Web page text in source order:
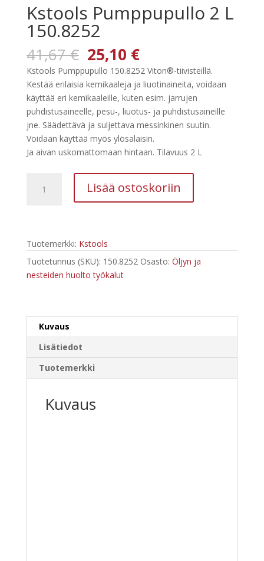
Kstools Pumppupullo 2 L
150.8252
41,67€ Alkuperäinen
hinta
oli:
41,67 €.
25,10 €Nykyinen
hinta
on:
25,10 €.
Kstools Pumppupullo 150.8252 Viton®-tiivisteillä.
Kestää erilaisia kemikaaleja ja liuotinaineita, voidaan
käyttää eri kemikaaleille, kuten esim. jarrujen
puhdistusaineelle, pesu-, liuotus- ja puhdistusaineille
jne. Säädettävä ja suljettava messinkinen suutin.
Voidaan käyttää myös ylösalaisin.
Ja aivan uskomattomaan hintaan. Tilavuus 2 L
Pumppupullo
määrä
Lisää ostoskoriin
Tuotemerkki: Kstools
Tuotetunnus (SKU): 150.8252 Osasto: Öljyn ja
nesteiden huolto työkalut
Kuvaus
Lisätiedot
Tuotemerkki
Kuvaus